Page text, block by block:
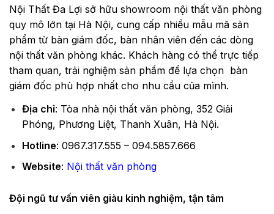
Nội Thất Đa Lợi sở hữu showroom nội thất văn phòng
quy mô lớn tại Hà Nội, cung cấp nhiều mẫu mã sản
phẩm từ bàn giám đốc, bàn nhân viên đến các dòng
nội thất văn phòng khác. Khách hàng có thể trực tiếp
tham quan, trải nghiệm sản phẩm để lựa chọn bàn
giám đốc phù hợp nhất cho nhu cầu của mình.
Địa chỉ: Tòa nhà nội thất văn phòng, 352 Giải
Phóng, Phương Liệt, Thanh Xuân, Hà Nội.
Hotline: 0967.317.555 – 094.5857.666
Website: Nội thất văn phòng
Đội ngũ tư vấn viên giàu kinh nghiệm, tận tâm